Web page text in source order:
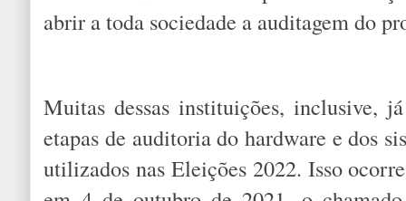
abrir a toda sociedade a auditagem do
Muitas dessas instituições, inclusive,
etapas de auditoria do hardware e dos
utilizados nas Eleições 2022. Isso